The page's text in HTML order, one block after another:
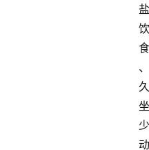
盐
饮
食
、
久
坐
少
动